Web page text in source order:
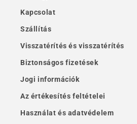
Kapcsolat
Szállítás
Visszatérítés és visszatérítés
Biztonságos fizetések
Jogi információk
Az értékesítés feltételei
Használat és adatvédelem